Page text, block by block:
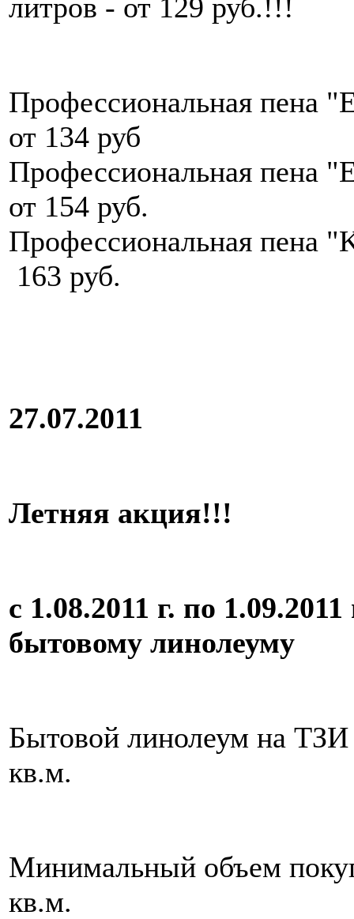
литров - от 129 руб.!!!
Профессиональная пена
от 134 руб
Профессиональная пена
от 154 руб.
Профессиональная пена
163 руб.
27.07.2011
Летняя акция!!!
с 1.08.2011 г. по
бытовому линолеуму
Бытовой линолеум на
кв.м.
Минимальный объем
кв.м.